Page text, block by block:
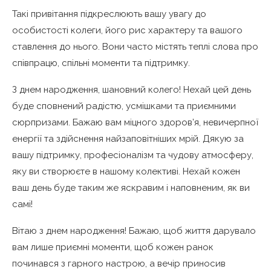
Такі привітання підкреслюють вашу увагу до
особистості колеги, його рис характеру та вашого
ставлення до нього. Вони часто містять теплі слова про
співпрацю, спільні моменти та підтримку.
З днем народження, шановний колего! Нехай цей день
буде сповнений радістю, усмішками та приємними
сюрпризами. Бажаю вам міцного здоров’я, невичерпної
енергії та здійснення найзаповітніших мрій. Дякую за
вашу підтримку, професіоналізм та чудову атмосферу,
яку ви створюєте в нашому колективі. Нехай кожен
ваш день буде таким же яскравим і наповненим, як ви
самі!
Вітаю з днем народження! Бажаю, щоб життя дарувало
вам лише приємні моменти, щоб кожен ранок
починався з гарного настрою, а вечір приносив